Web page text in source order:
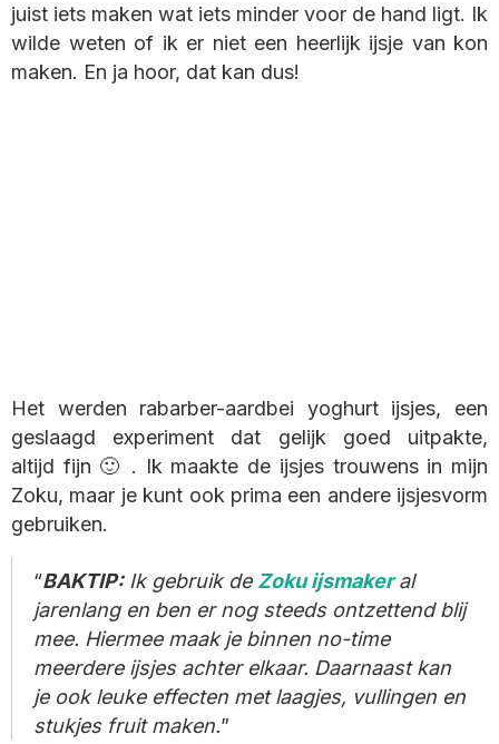
juist iets maken wat iets minder voor de hand ligt. Ik
wilde weten of ik er niet een heerlijk ijsje van kon
maken. En ja hoor, dat kan dus!
Het werden rabarber-aardbei yoghurt ijsjes, een
geslaagd experiment dat gelijk goed uitpakte,
altijd fijn 🙂 . Ik maakte de ijsjes trouwens in mijn
Zoku, maar je kunt ook prima een andere ijsjesvorm
gebruiken.
BAKTIP:Ik gebruik de Zoku ijsmakeral
jarenlang en ben er nog steeds ontzettend blij
mee. Hiermee maak je binnen no-time
meerdere ijsjes achter elkaar. Daarnaast kan
je ook leuke effecten metlaagjes, vullingen en
stukjes fruit maken.